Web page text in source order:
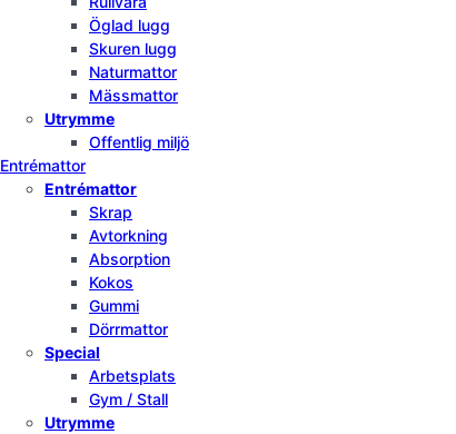
Öglad lugg
Skuren lugg
Naturmattor
Mässmattor
Utrymme
Offentlig miljö
Entrémattor
Entrémattor
Skrap
Avtorkning
Absorption
Kokos
Gummi
Dörrmattor
Special
Arbetsplats
Gym / Stall
Utrymme